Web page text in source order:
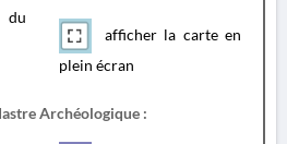
afficher la carte en
plein écran
Archéologique :